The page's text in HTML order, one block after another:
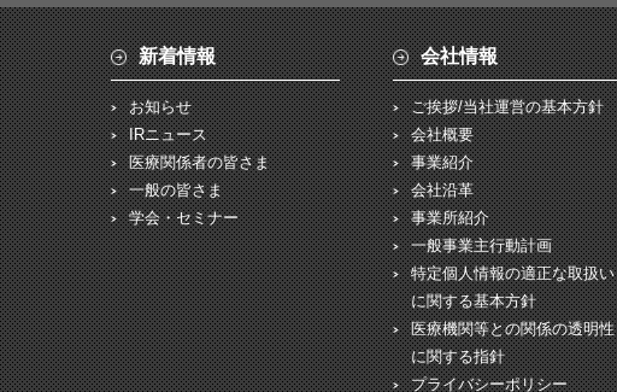
新着情報
お知らせ
IRニュース
医療関係者の皆さま
一般の皆さま
学会・セミナー
会社情報
ご挨拶/当社運営の基本方針
会社概要
事業紹介
会社沿革
事業所紹介
一般事業主行動計画
特定個人情報の適正な取扱い
に関する基本方針
医療機関等との関係の透明性
に関する指針
プライバシーポリシー